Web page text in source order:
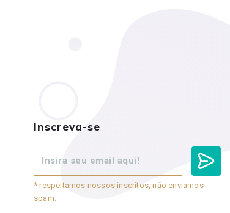
Inscreva-se
* respeitamos nossos inscritos, não enviamos
spam.